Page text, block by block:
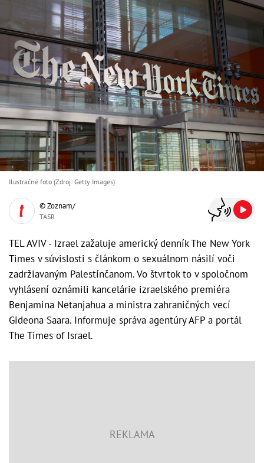
Ilustračné foto (Zdroj: Getty Images)
© Zoznam/
TASR
TEL AVIV - Izrael zažaluje americký denník The New York
Times v súvislosti s článkom o sexuálnom násilí voči
zadržiavaným Palestínčanom. Vo štvrtok to v spoločnom
vyhlásení oznámili kancelárie izraelského premiéra
Benjamina Netanjahua a ministra zahraničných vecí
Gideona Saara. Informuje správa agentúry AFP a portál
The Times of Israel.